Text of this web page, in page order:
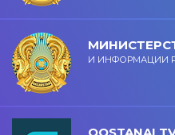
И ИНФОРМАЦИИ